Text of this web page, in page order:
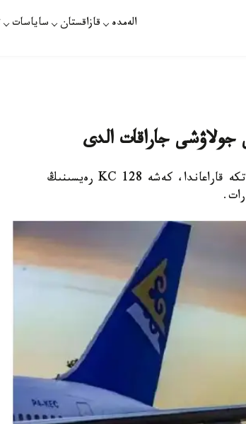
الەمدە قازاقستان ساياسات
جولاۋشى جاراقات الدى
استانا. قازاقپارات - Air Astana اۋەكومپانياسى تاراتقان مالىمەتكە قاراعاندا، كەشە KC 128 رەيسىنىڭ